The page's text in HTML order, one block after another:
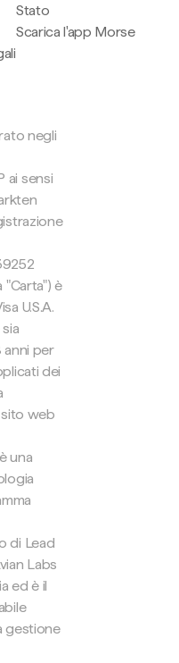
Stato
Scarica l'app Morse
negli
ai sensi
"Carta") è
U.S.A.
anni per
dei
sito web
una
di Lead
Labs
ed è il
gestione